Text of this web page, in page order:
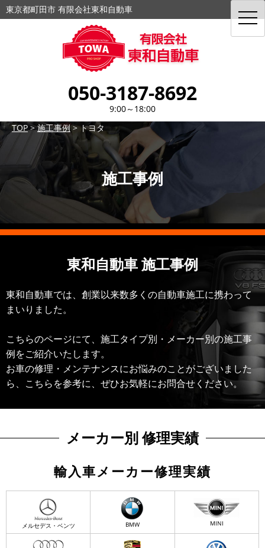
東京都町田市 有限会社東和自動車
050-3187-8692
9:00～18:00
TOP>施工事例>トヨタ
施工事例
東和自動車 施工事例
東和自動車では、創業以来数多くの自動車施工に携わって
まいりました。
こちらのページにて、施工タイプ別・メーカー別の施工事
例をご紹介いたします。
お車の修理・メンテナンスにお悩みのことがございました
ら、こちらを参考に、ぜひお気軽にお問合せください。
メーカー別 修理実績
輸入車メーカー修理実績
メルセデス・ベンツ BMW MINI